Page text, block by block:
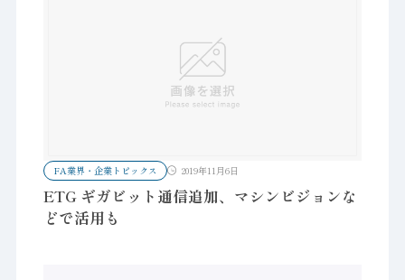
FA業界・企業トピックス 2019年11月6日
ETG ギガビット通信追加、マシンビジョンな
どで活用も